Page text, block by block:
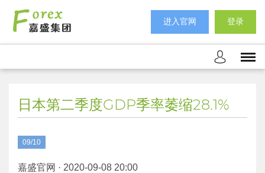
进入官网 登录
日本第二季度GDP季率萎缩28.1%
09/10
嘉盛官网 · 2020-09-08 20:00